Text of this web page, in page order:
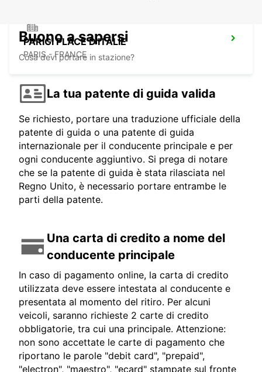
PARIGI PLACE D'ITALIE
PARIS - FRANCE
Buono a sapersi
Cosa devi portare in stazione?
La tua patente di guida valida
Se richiesto, portare una traduzione ufficiale della
patente di guida o una patente di guida
internazionale per il conducente principale e per
ogni conducente aggiuntivo. Si prega di notare
che se la patente di guida è stata rilasciata nel
Regno Unito, è necessario portare entrambe le
parti della patente.
Una carta di credito a nome del
conducente principale
In caso di pagamento online, la carta di credito
utilizzata deve essere intestata al conducente e
presentata al momento del ritiro. Per alcuni
veicoli, saranno richieste 2 carte di credito
obbligatorie, tra cui una principale. Attenzione:
non sono accettate le carte di pagamento che
riportano le parole "debit card", "prepaid",
"electron", "maestro", "ecard" stampate sul fronte